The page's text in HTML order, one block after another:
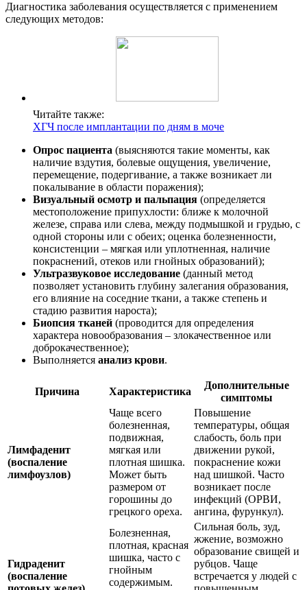
Диагностика заболевания осуществляется с применением
следующих методов:
Читайте также:
ХГЧ после имплантации по дням в моче
Опрос пациента (выясняются такие моменты, как
наличие вздутия, болевые ощущения, увеличение,
перемещение, подергивание, а также возникает ли
покалывание в области поражения);
Визуальный осмотр и пальпация (определяется
местоположение припухлости: ближе к молочной
железе, справа или слева, между подмышкой и грудью, с
одной стороны или с обеих; оценка болезненности,
консистенции – мягкая или уплотненная, наличие
покраснений, отеков или гнойных образований);
Ультразвуковое исследование (данный метод
позволяет установить глубину залегания образования,
его влияние на соседние ткани, а также степень и
стадию развития нароста);
Биопсия тканей (проводится для определения
характера новообразования – злокачественное или
доброкачественное);
Выполняется анализ крови.
Причина Характеристика
Дополнительные
симптомы
Лимфаденит
(воспаление
лимфоузлов)
Чаще всего
болезненная,
подвижная,
мягкая или
плотная шишка.
Может быть
размером от
горошины до
грецкого ореха.
Повышение
температуры, общая
слабость, боль при
движении рукой,
покраснение кожи
над шишкой. Часто
возникает после
инфекций (ОРВИ,
ангина, фурункул).
Гидраденит
(воспаление
Болезненная,
плотная, красная
шишка, часто с
гнойным
содержимым.
Сильная боль, зуд,
жжение, возможно
образование свищей и
рубцов. Чаще
встречается у людей с